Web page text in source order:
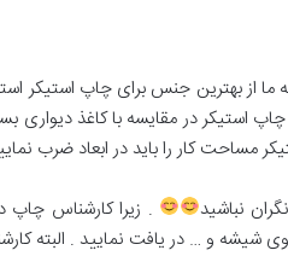
جنس برای چاپ استیکر
استیکر در مقایسه با کاغذ دیواری
کار را باید در ابعاد ضرب
نباشید
. زیرا کارشناس چاپ
شیشه و … در یافت نمایید . البته